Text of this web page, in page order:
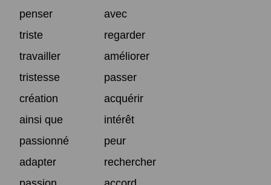
penser
avec
triste
regarder
travailler
améliorer
tristesse
passer
création
acquérir
ainsi que
intérêt
passionné
peur
adapter
rechercher